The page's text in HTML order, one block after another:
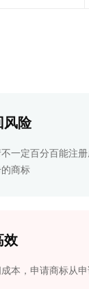
风险
一定百分百能注
商标
效
成本，申请商标从